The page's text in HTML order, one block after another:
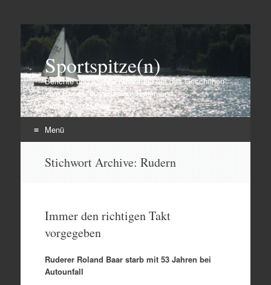
Sportspitze(n)
Berichte und Kommentare rund um das Geschehen
vom Rasen, aus Stadien, Hallen und
Funktionärsetagen
Menü
Stichwort Archive: Rudern
Immer den richtigen Takt
vorgegeben
Ruderer Roland Baar starb mit 53 Jahren bei
Autounfall